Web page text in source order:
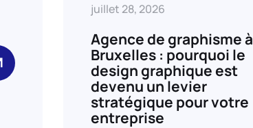
juillet 28, 2026
Agence de graphisme à
Bruxelles : pourquoi le
design graphique est
devenu un levier
stratégique pour votre
entreprise